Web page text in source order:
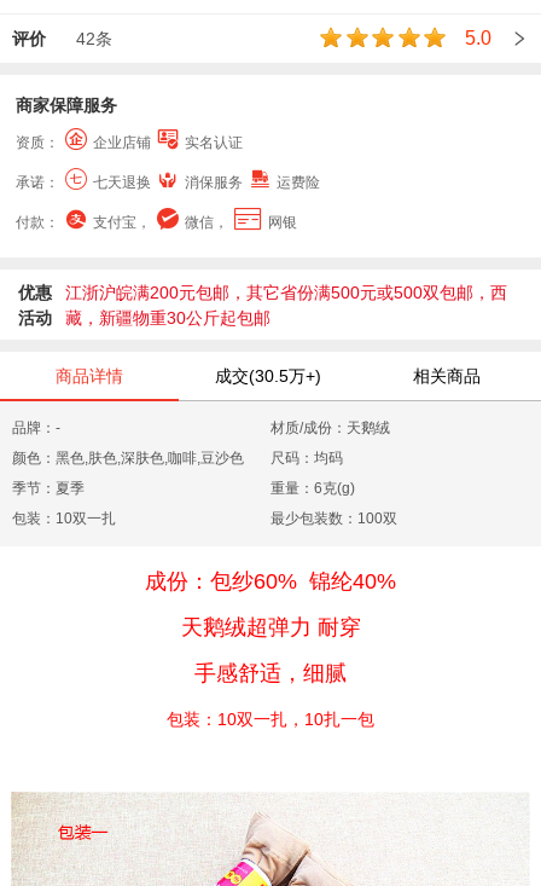
评价 42条 5.0
商家保障服务
资质： 企业店铺 实名认证
承诺： 七天退换 消保服务 运费险
付款： 支付宝， 微信， 网银
优惠
活动
江浙沪皖满200元包邮，其它省份满500元或500双包邮，西
藏，新疆物重30公斤起包邮
商品详情 成交(30.5万+) 相关商品
品牌：-
材质/成份：天鹅绒
颜色：黑色,肤色,深肤色,咖啡,豆沙色
尺码：均码
季节：夏季
重量：6克(g)
包装：10双一扎
最少包装数：100双
成份：包纱60% 锦纶40%
天鹅绒超弹力 耐穿
手感舒适，细腻
包装：10双一扎，10扎一包